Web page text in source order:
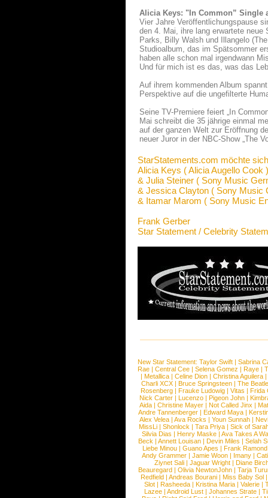
Alicia Keys: "In Common” Single
Vier Jahre Veröffentlichungspause
den 4. Mai, ihre lang erwartete
Parks, Billy Walsh und Illangelo
Studioalbum, das im Spätsommer
haben alle schon mal irgendwann
Und für mich ist es das, was das
Auf ihrem kommenden Album
Perspektive auf die ungefilterte
Seine TV-Premiere feiert „In
Mai schreibt die 35 jährige einmal
auf der ganzen Welt zur Eröffnung
neuer Juror in der NBC-Show „The
StarStatements.com möchte
Alicia Keys ( Alicia Augello Cook )
& Julia Steiner ( Sony Music
& Jessica Clayton ( Sony Music
& Itamar Marom ( Sony Music
Frank Gerber
Star Statement / Celebrity
New Star Statement: Taylor Swift | Sabrina
Rae |Central Cee |Selena Gomez |Raye |
| Metallica | Celine Dion | Christina Aguilera |
Charli XCX |Bruce Springsteen |The
Rosenberg | Frauke Ludowig | Vitas | Frida
Nick Carter | Lucenzo | Pigeon John |
Aida |Christine Mayer |Not Called Jinx |
Andre Tannenberger | Edward Maya |
Alex Velea | Ava Rocks | Youn Sunnah |
MissLi | Shonlock | Tara Priya | Sick of
Silvia Dias |Henry Maske |Ava Takes A
Beck |Annett Louisan |Devin Miles |Selah
Liebe Minou |Guano Apes |Frank Ramond
Andy Grammer |Jamie Woon | Imany |
Ziynet Sali |Jaguar Wright |Diane
Beauregard |Olivia NewtonJohn |Tarja
Redfield | Andreas Bourani | Miss Baby Sol
Slot | Rasheeda | Kristina Maria | Valerie |
Lazee | Android Lust | Johannes Strate |